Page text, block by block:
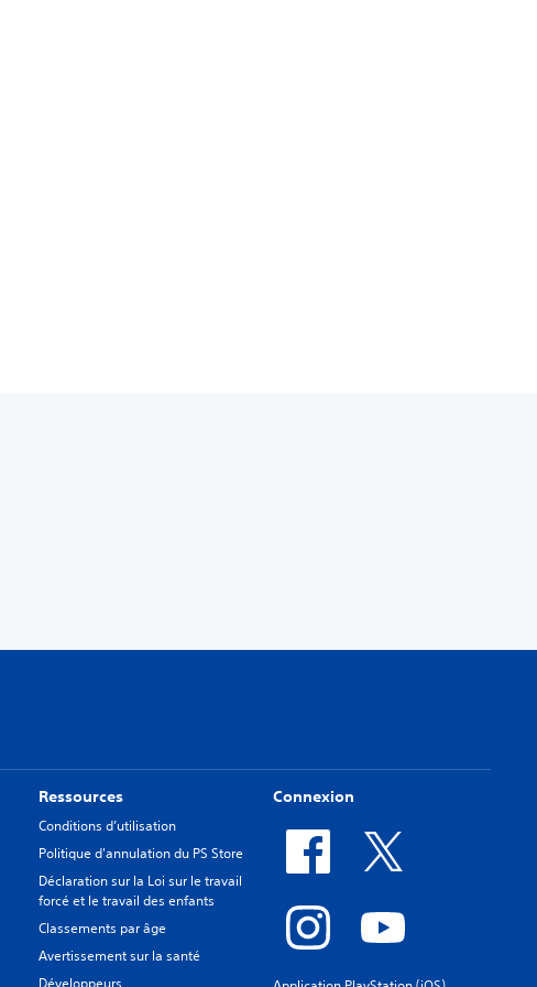
Ressources
Conditions d’utilisation
Politique d'annulation du PS Store
Déclaration sur la Loi sur le travail
forcé et le travail des enfants
Classements par âge
Avertissement sur la santé
Développeurs
Connexion